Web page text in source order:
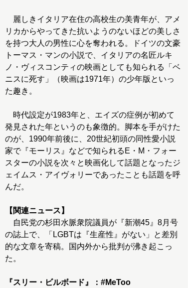
麗しきイタリア在住の高校生の美青年が、アメ
リカからやってきた抗いようのないほどの美しさ
を持つ大人の男性に心を奪われる。ドイツの文豪
トーマス・マンの小説で、イタリアの名匠ルキ
ノ・ヴィスコンティの映画としても知られる「ベ
ニスに死す」（映画は1971年）の少年版といっ
た趣き。
時代設定が1983年と、エイズの症例が初めて
発見された年というのも象徴的。脚本を手がけた
のが、1990年前後に、20世紀初頭の同性愛小説
家で『モーリス』などで知られるE・M・フォー
スターの小説を次々と映画化して話題となったジ
ェイムス・アイヴォリーであったことも話題を呼
んだ。
【関連ニュース】
自民党の杉田水脈衆院議員が『新潮45』8月号
の誌上で、「LGBTは『生産性』がない」と差別
的な文章を寄稿。国内外から批判が沸き起こっ
た。
『スリー・ビルボード』：#MeToo